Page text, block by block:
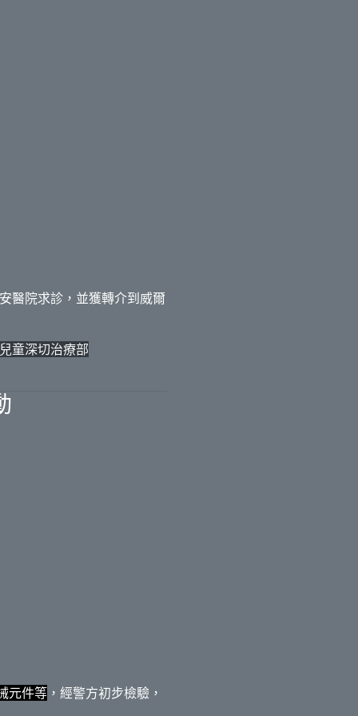
醫院求診，並獲轉介到威爾
兒童深切治療部
元件等 ，經警方初步檢驗，